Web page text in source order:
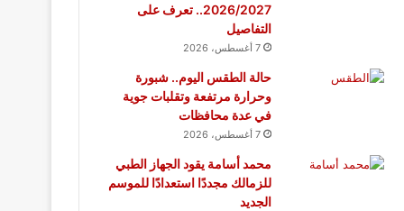
2026/2027.. تعرف على
التفاصيل
7 أغسطس، 2026
حالة الطقس اليوم.. شبورة
وحرارة مرتفعة وتقلبات جوية
في عدة محافظات
7 أغسطس، 2026
محمد أسامة يقود الجهاز الطبي
للزمالك مجددًا استعدادًا للموسم
الجديد